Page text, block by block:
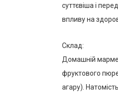
суттєвіша і
впливу на
Склад:
Домашній
фруктового
агару).